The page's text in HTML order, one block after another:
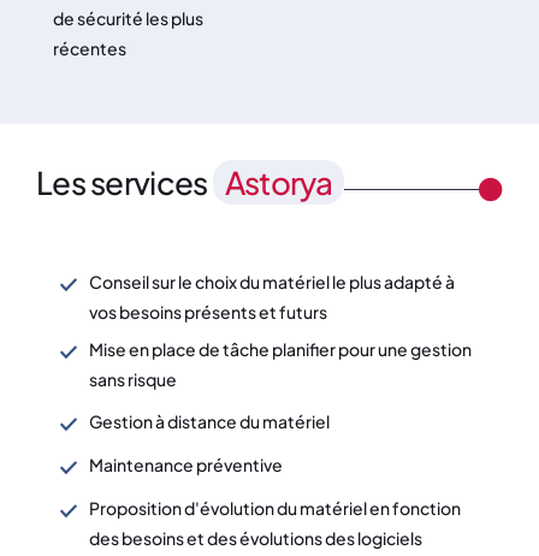
de sécurité les plus
récentes
Les services Astorya
Conseil sur le choix du matériel le plus adapté à
vos besoins présents et futurs
Mise en place de tâche planifier pour une gestion
sans risque
Gestion à distance du matériel
Maintenance préventive
Proposition d'évolution du matériel en fonction
des besoins et des évolutions des logiciels